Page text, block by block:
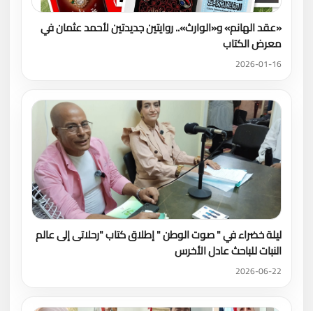
«عقد الهانم» و«الوارث».. روايتين جديدتين لأحمد عثمان في
معرض الكتاب
2026-01-16
ليلة خضراء في " صوت الوطن " إطلاق كتاب "رحلاتى إلى عالم
النبات للباحث عادل الأخرس
2026-06-22